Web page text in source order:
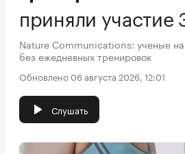
приняли участие
Nature Communications: ученые
без ежедневных тренировок
Обновлено 06 августа 2026, 12:01
Слушать